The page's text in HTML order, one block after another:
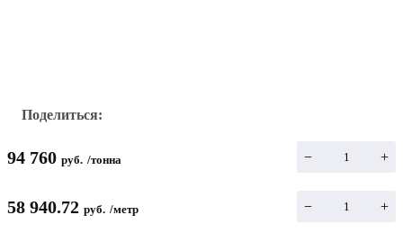
Поделиться:
94 760 руб. /тонна − +
58 940.72 руб. /метр − +